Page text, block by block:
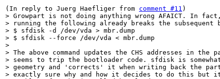
(In reply to Juerg Haefliger from comment #11
> Growpart is not doing anything wrong AFAICT. In
> running the following already breaks the subsequent
> $ sfdisk -d /dev/vda > mbr.dump
> $ sfdisk --force /dev/vda < mbr.dump
>
> The above command updates the CHS addresses in
> seems to trip the bootloader code. sfdisk is somewhat
> geometry and 'corrects' it when writing back the
> exactly sure why and how it decides to do this but it